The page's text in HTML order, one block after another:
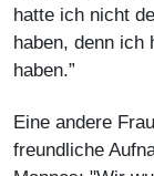
hatte ich nicht
haben, denn ich
haben.”
Eine andere
freundliche